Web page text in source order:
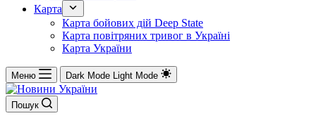
Карта
Карта бойових дій Deep State
Карта повітряних тривог в Україні
Карта України
Меню Dark Mode Light Mode
Пошук